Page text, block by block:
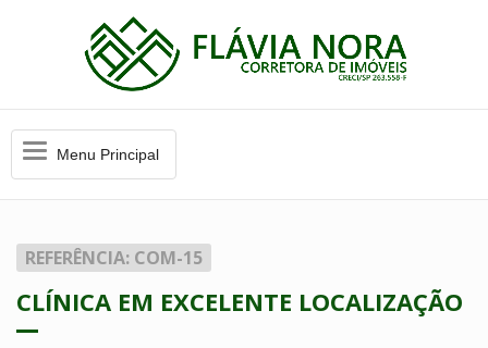
MenuMenu Principal
REFERÊNCIA: COM-15
CLÍNICA EM EXCELENTE LOCALIZAÇÃO